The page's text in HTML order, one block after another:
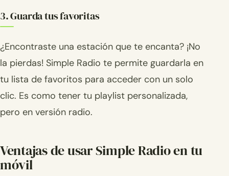
3. Guarda tus favoritas
¿Encontraste una estación que te encanta? ¡No
la pierdas! Simple Radio te permite guardarla en
tu lista de favoritos para acceder con un solo
clic. Es como tener tu playlist personalizada,
pero en versión radio.
Ventajas de usar Simple Radio en tu
móvil